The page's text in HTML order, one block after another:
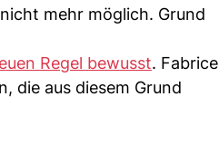
mehr möglich. Grund
Regel bewusst. Fabrice
die aus diesem Grund